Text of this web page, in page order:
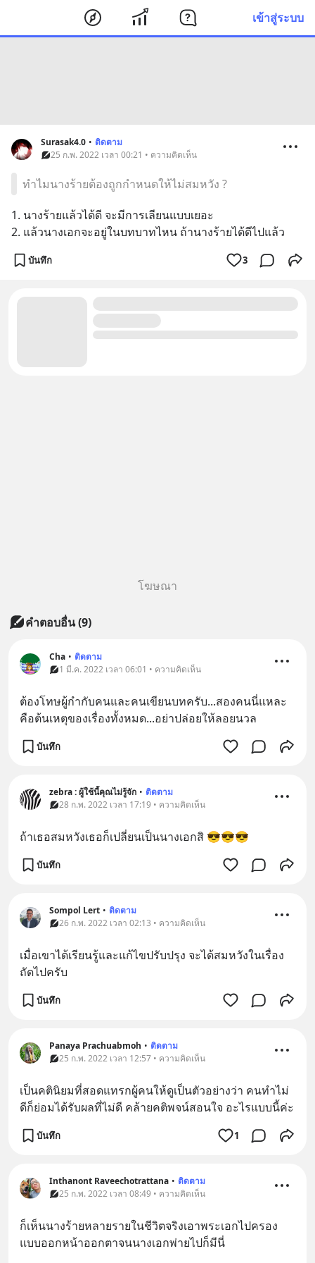
เข้าสู่ระบบ
Surasak4.0 • ติดตาม
25 ก.พ. 2022 เวลา 00:21 • ความคิดเห็น
ทำไมนางร้ายต้องถูกกำหนดให้ไม่สมหวัง ?
1. นางร้ายแล้วได้ดี จะมีการเลียนแบบเยอะ
2. แล้วนางเอกจะอยู่ในบทบาทไหน ถ้านางร้ายได้ดีไปแล้ว
บันทึก 3
โฆษณา
คำตอบอื่น(9)
Cha • ติดตาม
1 มี.ค. 2022 เวลา 06:01 • ความคิดเห็น
ต้องโทษผู้กำกับคนและคนเขียนบทครับ...สองคนนี่แหละ
คือต้นเหตุของเรื่องทั้งหมด...อย่าปล่อยให้ลอยนวล
บันทึก
zebra : ผู้ใช้นี้คุณไม่รู้จัก • ติดตาม
28 ก.พ. 2022 เวลา 17:19 • ความคิดเห็น
ถ้าเธอสมหวังเธอก็เปลี่ยนเป็นนางเอกสิ 😎😎😎
บันทึก
Sompol Lert • ติดตาม
26 ก.พ. 2022 เวลา 02:13 • ความคิดเห็น
เมื่อเขาได้เรียนรู้และแก้ไขปรับปรุง จะได้สมหวังในเรื่อง
ถัดไปครับ
บันทึก
Panaya Prachuabmoh • ติดตาม
25 ก.พ. 2022 เวลา 12:57 • ความคิดเห็น
เป็นคตินิยมที่สอดแทรกผู้คนให้ดูเป็นตัวอย่างว่า คนทำไม่
ดีก็ย่อมได้รับผลที่ไม่ดี คล้ายคติพจน์สอนใจ อะไรแบบนี้ค่ะ
บันทึก 1
Inthanont Raveechotrattana • ติดตาม
25 ก.พ. 2022 เวลา 08:49 • ความคิดเห็น
ก็เห็นนางร้ายหลายรายในชีวิตจริงเอาพระเอกไปครอง
แบบออกหน้าออกตาจนนางเอกพ่ายไปก็มีนี่